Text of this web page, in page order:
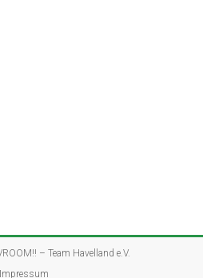
– Team Havelland e.V.
Impressum